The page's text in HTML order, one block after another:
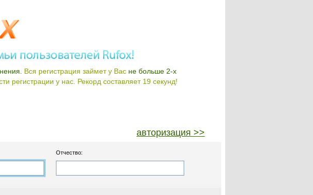
Вся регистрация займет у Вас не больше 2-х
регистрации у нас. Рекорд составляет 19 секунд!
авторизация >>
Отчество: